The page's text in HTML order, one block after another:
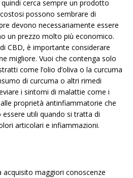
quindi cerca sempre un prodotto
possono sembrare di
devono necessariamente essere
un prezzo molto più economico.
CBD, è importante considerare
migliore. Vuoi che contenga solo
come l’olio d’oliva o la curcuma
di curcuma o altri rimedi
i sintomi di malattie come i
proprietà antinfiammatorie che
utili quando si tratta di
articolari e infiammazioni.
acquisito maggiori conoscenze